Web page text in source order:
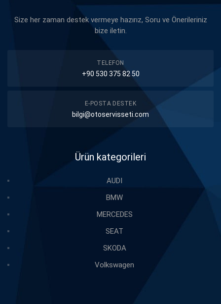
Size her zaman destek vermeye hazırız, Soru ve Önerileriniz
bize iletin.
TELEFON
+90 530 375 82 50
E-POSTA DESTEK
bilgi@otoservisseti.com
Ürün kategorileri
AUDI
BMW
MERCEDES
SEAT
SKODA
Volkswagen